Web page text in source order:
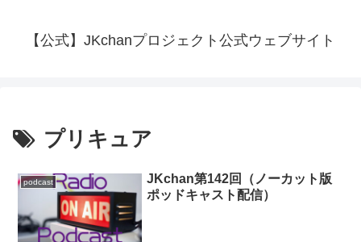
【公式】JKchanプロジェクト公式ウェブサイト
プリキュア
podcast
JKchan第142回（ノーカット版
ポッドキャスト配信）